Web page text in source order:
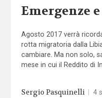
Emergenze
Agosto 2017 verrà
rotta migratoria dalla
cambiare. Ma non solo,
mese in cui il Reddito di
Sergio Pasquinelli 4